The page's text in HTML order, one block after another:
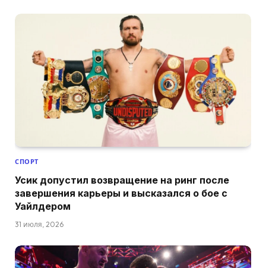
СПОРТ
Усик допустил возвращение на ринг после
завершения карьеры и высказался о бое с
Уайлдером
31 июля, 2026